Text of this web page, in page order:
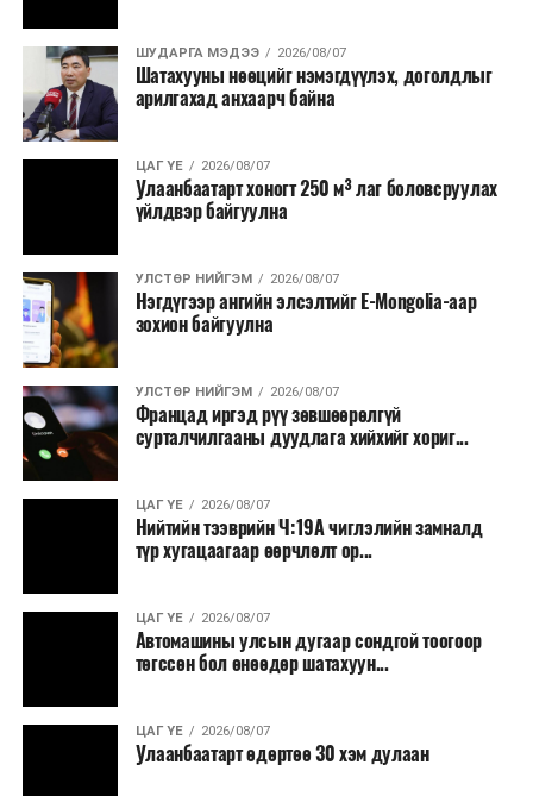
ШУДАРГА МЭДЭЭ 2026/08/07
Шатахууны нөөцийг нэмэгдүүлэх, доголдлыг
арилгахад анхаарч байна
ЦАГ ҮЕ 2026/08/07
Улаанбаатарт хоногт 250 м³ лаг боловсруулах
үйлдвэр байгуулна
УЛСТӨР НИЙГЭМ 2026/08/07
Нэгдүгээр ангийн элсэлтийг E-Mongolia-аар
зохион байгуулна
УЛСТӨР НИЙГЭМ 2026/08/07
Францад иргэд рүү зөвшөөрөлгүй
сурталчилгааны дуудлага хийхийг хориг...
ЦАГ ҮЕ 2026/08/07
Нийтийн тээврийн Ч:19А чиглэлийн замналд
түр хугацаагаар өөрчлөлт ор...
ЦАГ ҮЕ 2026/08/07
Автомашины улсын дугаар сондгой тоогоор
төгссөн бол өнөөдөр шатахуун...
ЦАГ ҮЕ 2026/08/07
Улаанбаатарт өдөртөө 30 хэм дулаан